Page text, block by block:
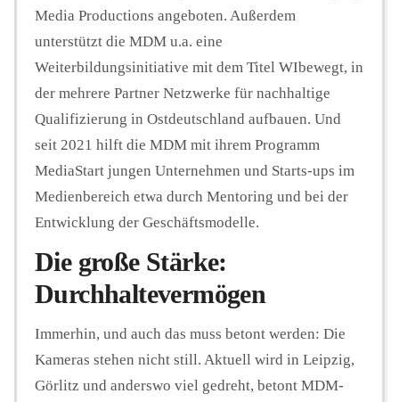
Media Productions angeboten. Außerdem
unterstützt die MDM u.a. eine
Weiterbildungsinitiative mit dem Titel WIbewegt, in
der mehrere Partner Netzwerke für nachhaltige
Qualifizierung in Ostdeutschland aufbauen. Und
seit 2021 hilft die MDM mit ihrem Programm
MediaStart jungen Unternehmen und Starts-ups im
Medienbereich etwa durch Mentoring und bei der
Entwicklung der Geschäftsmodelle.
Die große Stärke:
Durchhaltevermögen
Immerhin, und auch das muss betont werden: Die
Kameras stehen nicht still. Aktuell wird in Leipzig,
Görlitz und anderswo viel gedreht, betont MDM-